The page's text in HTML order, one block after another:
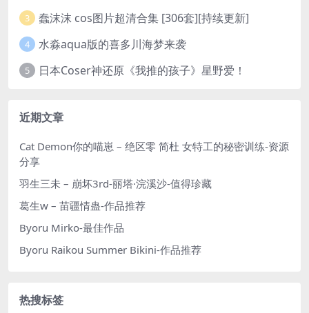
3 蠢沫沫 cos图片超清合集 [306套][持续更新]
4 水淼aqua版的喜多川海梦来袭
5 日本Coser神还原《我推的孩子》星野爱！
近期文章
Cat Demon你的喵崽 – 绝区零 简杜 女特工的秘密训练-资源
分享
羽生三未 – 崩坏3rd-丽塔·浣溪沙-值得珍藏
葛生w – 苗疆情蛊-作品推荐
Byoru Mirko-最佳作品
Byoru Raikou Summer Bikini-作品推荐
热搜标签